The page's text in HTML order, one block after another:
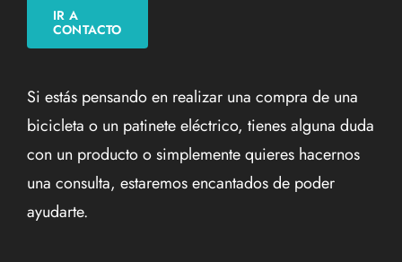
IR A
CONTACTO
Si estás pensando en realizar una compra de una
bicicleta o un patinete eléctrico, tienes alguna duda
con un producto o simplemente quieres hacernos
una consulta, estaremos encantados de poder
ayudarte.